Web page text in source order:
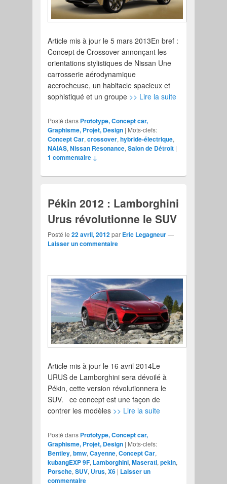
Article mis à jour le 5 mars 2013En bref :
Concept de Crossover annonçant les
orientations stylistiques de Nissan Une
carrosserie aérodynamique
accrocheuse, un habitacle spacieux et
sophistiqué et un groupe >> Lire la suite
Posté dans Prototype, Concept car,
Graphisme, Projet, Design | Mots-clefs:
Concept Car,crossover,hybride-électrique,
NAIAS,Nissan Resonance,Salon de Détroit |
1 commentaire ↓
Pékin 2012 : Lamborghini
Urus révolutionne le SUV
Posté le22 avril, 2012par Eric Legagneur—
Laisser un commentaire
Article mis à jour le 16 avril 2014Le
URUS de Lamborghini sera dévoilé à
Pékin, cette version révolutionnera le
SUV. ce concept est une façon de
contrer les modèles >> Lire la suite
Posté dans Prototype, Concept car,
Graphisme, Projet, Design | Mots-clefs:
Bentley,bmw,Cayenne,Concept Car,
kubangEXP 9F, Lamborghini,Maserati,pekin,
Porsche,SUV, Urus,X6 | Laisser un
commentaire